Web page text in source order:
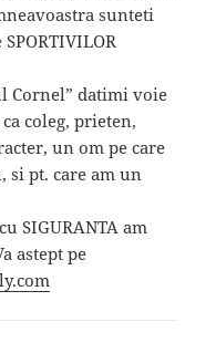
sunteti
Cornel” datimi voie
coleg, prieten,
un om pe care
pt. care am un
SIGURANTA am
astept pe